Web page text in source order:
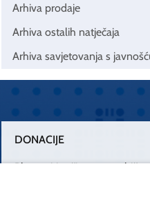
Arhiva prodaje
Arhiva ostalih natječaja
Arhiva savjetovanja s
DONACIJE
Plemenitim činom
„Zarazimo“ se dobrotom,